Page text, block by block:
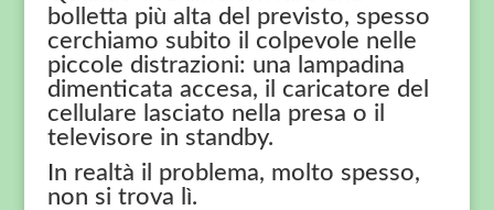
bolletta più alta del previsto, spesso
cerchiamo subito il colpevole nelle
piccole distrazioni: una lampadina
dimenticata accesa, il caricatore del
cellulare lasciato nella presa o il
televisore in standby.
In realtà il problema, molto spesso,
non si trova lì.